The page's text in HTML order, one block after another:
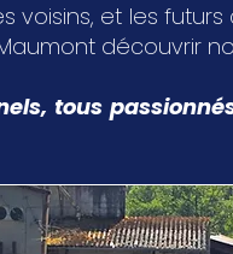
voisins, et les
découvrir
tous